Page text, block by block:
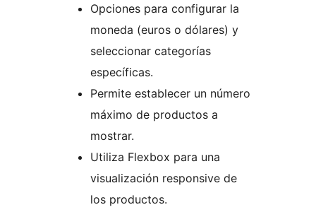
Opciones para configurar la
moneda (euros o dólares) y
seleccionar categorías
específicas.
Permite establecer un número
máximo de productos a
mostrar.
Utiliza Flexbox para una
visualización responsive de
los productos.